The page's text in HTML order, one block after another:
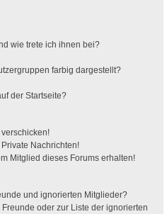
wie trete ich ihnen bei?
farbig dargestellt?
der Startseite?
Nachrichten!
Mitglied dieses Forums erhalten!
und ignorierten Mitglieder?
oder zur Liste der ignorierten